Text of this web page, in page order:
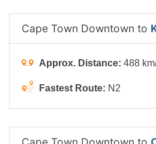
Cape Town Downtown to
Approx. Distance: 488
Fastest Route: N2